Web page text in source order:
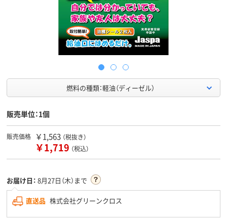
燃料の種類：軽油（ディーゼル）
販売単位：1個
販売価格 ￥1,563 （税抜き）
￥1,719 （税込）
お届け日： 8月27日（木）まで
直送品 株式会社グリーンクロス